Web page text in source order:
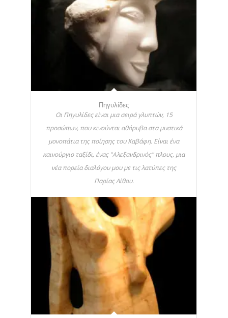
Πηγυλίδες
Οι Πηγυλίδες είναι μια σειρά γλυπτών, 15
προσώπων, που κινούνται αθόρυβα στα μυστικά
μονοπάτια της ποίησης του Καβάφη. Είναι ένα
καινούργιο ταξίδι, ένας "Αλεξανδρινός" πλους, μια
νέα πορεία διαλόγου μου με τις λατύπες της
Παρίας Λίθου.